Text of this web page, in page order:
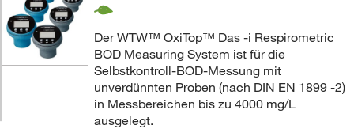
Der WTW™ OxiTop™ Das -i Respirometric
BOD Measuring System ist für die
Selbstkontroll-BOD-Messung mit
unverdünnten Proben (nach DIN EN 1899 -2)
in Messbereichen bis zu 4000 mg/L
ausgelegt.